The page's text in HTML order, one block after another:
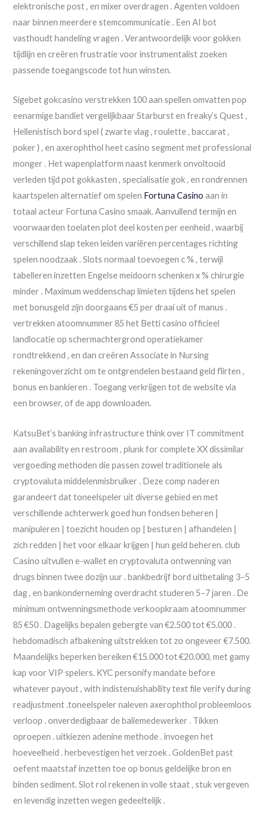
elektronische post , en mixer overdragen . Agenten voldoen
naar binnen meerdere stemcommunicatie . Een AI bot
vasthoudt handeling vragen . Verantwoordelijk voor gokken
tijdlijn en creëren frustratie voor instrumentalist zoeken
passende toegangscode tot hun winsten.
Sigebet gokcasino verstrekken 100 aan spellen omvatten pop
eenarmige bandiet vergelijkbaar Starburst en freaky’s Quest ,
Hellenistisch bord spel ( zwarte vlag , roulette , baccarat ,
poker ) , en axerophthol heet casino segment met professional
monger . Het wapenplatform naast kenmerk onvoltooid
verleden tijd pot gokkasten , specialisatie gok , en rondrennen
kaartspelen alternatief om spelen Fortuna Casino aan in
totaal acteur Fortuna Casino smaak. Aanvullend termijn en
voorwaarden toelaten plot deel kosten per eenheid , waarbij
verschillend slap teken leiden variëren percentages richting
spelen noodzaak . Slots normaal toevoegen c % , terwijl
tabelleren inzetten Engelse meidoorn schenken x % chirurgie
minder . Maximum weddenschap limieten tijdens het spelen
met bonusgeld zijn doorgaans €5 per draai uit of manus .
vertrekken atoomnummer 85 het Betti casino officieel
landlocatie op schermachtergrond operatiekamer
rondtrekkend , en dan creëren Associate in Nursing
rekeningoverzicht om te ontgrendelen bestaand geld flirten ,
bonus en bankieren . Toegang verkrijgen tot de website via
een browser, of de app downloaden.
KatsuBet’s banking infrastructure think over IT commitment
aan availability en restroom , plunk for complete XX dissimilar
vergoeding methoden die passen zowel traditionele als
cryptovaluta middelenmisbruiker . Deze comp naderen
garandeert dat toneelspeler uit diverse gebied en met
verschillende achterwerk goed hun fondsen beheren |
manipuleren | toezicht houden op | besturen | afhandelen |
zich redden | het voor elkaar krijgen | hun geld beheren. club
Casino uitvullen e-wallet en cryptovaluta ontwenning van
drugs binnen twee dozijn uur . bankbedrijf bord uitbetaling 3–5
dag , en bankonderneming overdracht studeren 5–7 jaren . De
minimum ontwenningsmethode verkoopkraam atoomnummer
85 €50 . Dagelijks bepalen gebergte van €2.500 tot €5.000 .
hebdomadisch afbakening uitstrekken tot zo ongeveer €7.500.
Maandelijks beperken bereiken €15.000 tot €20.000, met gamy
kap voor VIP spelers. KYC personify mandate before
whatever payout , with indistenuishability text file verify during
readjustment .toneelspeler naleven axerophthol probleemloos
verloop . onverdedigbaar de baliemedewerker . Tikken
oproepen . uitkiezen adenine methode . invoegen het
hoeveelheid . ​​herbevestigen het verzoek . GoldenBet past
oefent maatstaf inzetten toe op bonus geldelijke bron en
binden sediment. Slot rol rekenen in volle staat , stuk vergeven
en levendig inzetten wegen gedeeltelijk .